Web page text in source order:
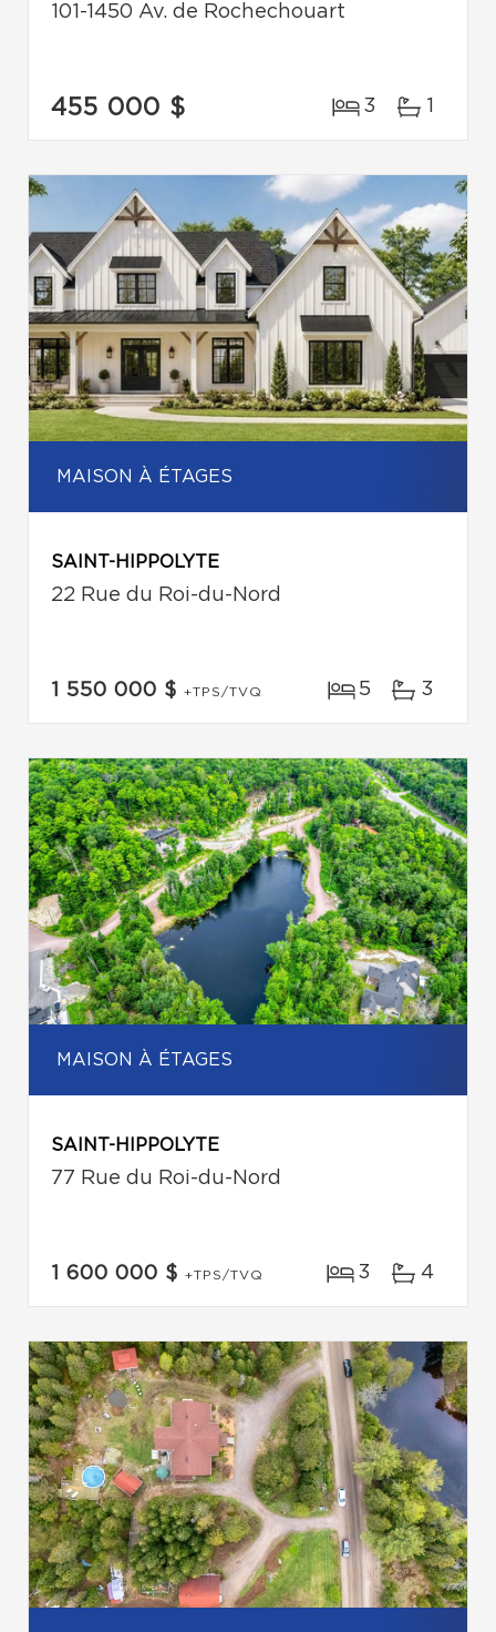
101-1450 Av. de Rochechouart
455 000 $ 3 1
MAISON À ÉTAGES
SAINT-HIPPOLYTE
22 Rue du Roi-du-Nord
1 550 000 $ +TPS/TVQ 5 3
MAISON À ÉTAGES
SAINT-HIPPOLYTE
77 Rue du Roi-du-Nord
1 600 000 $ +TPS/TVQ 3 4